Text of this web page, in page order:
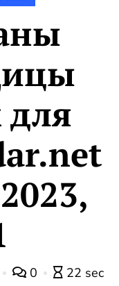
для
0
22 sec